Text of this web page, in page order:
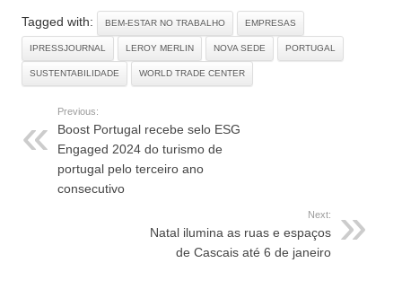
Tagged with: BEM-ESTAR NO TRABALHO EMPRESAS
IPRESSJOURNAL LEROY MERLIN NOVA SEDE PORTUGAL
SUSTENTABILIDADE WORLD TRADE CENTER
Previous:
Boost Portugal recebe selo ESG
Engaged 2024 do turismo de
portugal pelo terceiro ano
consecutivo
Next:
Natal ilumina as ruas e espaços
de Cascais até 6 de janeiro